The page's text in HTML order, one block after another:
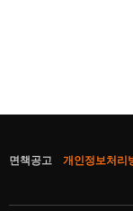
면책공고 개인정보처리